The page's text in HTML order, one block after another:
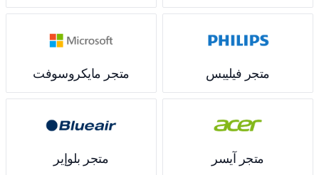
متجر فيليبس متجر مايكروسوفت
متجر آيسر متجر بلوإير